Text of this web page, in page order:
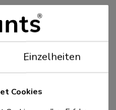
Einzelheiten
Cookies